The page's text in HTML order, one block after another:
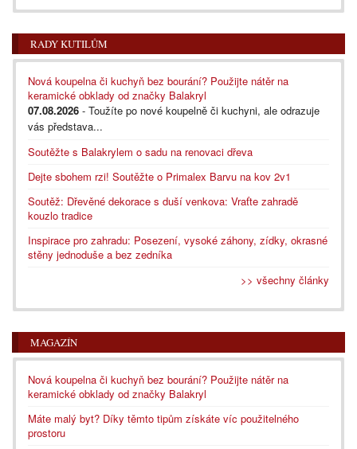
RADY KUTILŮM
Nová koupelna či kuchyň bez bourání? Použijte nátěr na
keramické obklady od značky Balakryl
07.08.2026 - Toužíte po nové koupelně či kuchyni, ale odrazuje
vás představa...
Soutěžte s Balakrylem o sadu na renovaci dřeva
Dejte sbohem rzi! Soutěžte o Primalex Barvu na kov 2v1
Soutěž: Dřevěné dekorace s duší venkova: Vraťte zahradě
kouzlo tradice
Inspirace pro zahradu: Posezení, vysoké záhony, zídky, okrasné
stěny jednoduše a bez zedníka
>> všechny články
MAGAZÍN
Nová koupelna či kuchyň bez bourání? Použijte nátěr na
keramické obklady od značky Balakryl
Máte malý byt? Díky těmto tipům získáte víc použitelného
prostoru